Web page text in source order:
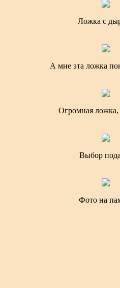
Ложка с
А мне эта ложка
Огромная ложка,
Выбор
Фото на